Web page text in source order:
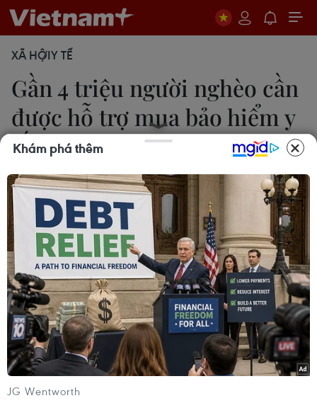
XÃ HỘIY TẾ
Gần 4 triệu người nghèo cần
được hỗ trợ mua bảo hiểm y
tế
Thùy Giang
16/10/2014 10:39
Vụ trưởng Vụ Bảo hiểm y tế (Bộ Y tế) cho biết, hiện
nay trên toàn quốc có khoảng 4 triệu người nghèo,
cận nghèo cần được hỗ trợ mua thẻ bảo hiểm y tế.
Khám phá thêm
JG Wentworth